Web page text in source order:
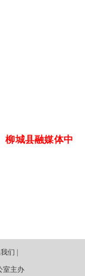
城县融媒体中
们 |
室主办